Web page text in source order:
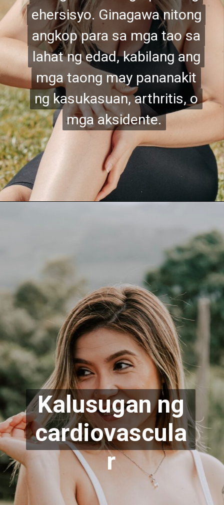
ehersisyo. Ginagawa nitong
angkop para sa mga tao sa
lahat ng edad, kabilang ang
mga taong may pananakit
ng kasukasuan, arthritis, o
mga aksidente.
ehersisyo. Ginagawa nitong
angkop para sa mga tao sa
lahat ng edad, kabilang ang
mga taong may pananakit
ng kasukasuan, arthritis, o
mga aksidente.
Kalusugan ng
cardiovascula
r